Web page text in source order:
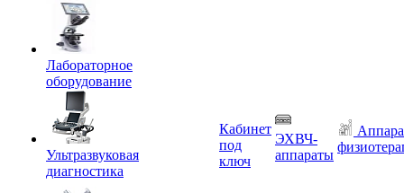
Лабораторное
оборудование
Ультразвуковая
диагностика
Кабинет
под
ключ
ЭХВЧ-
аппараты